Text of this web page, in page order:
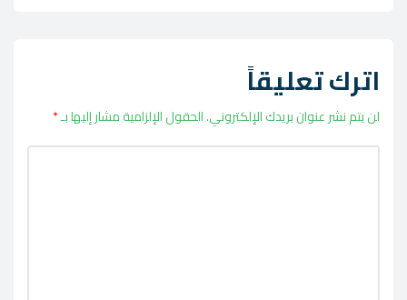
اترك تعليقاً
لن يتم نشر عنوان بريدك الإلكتروني.الحقول الإلزامية مشار إليها بـ*